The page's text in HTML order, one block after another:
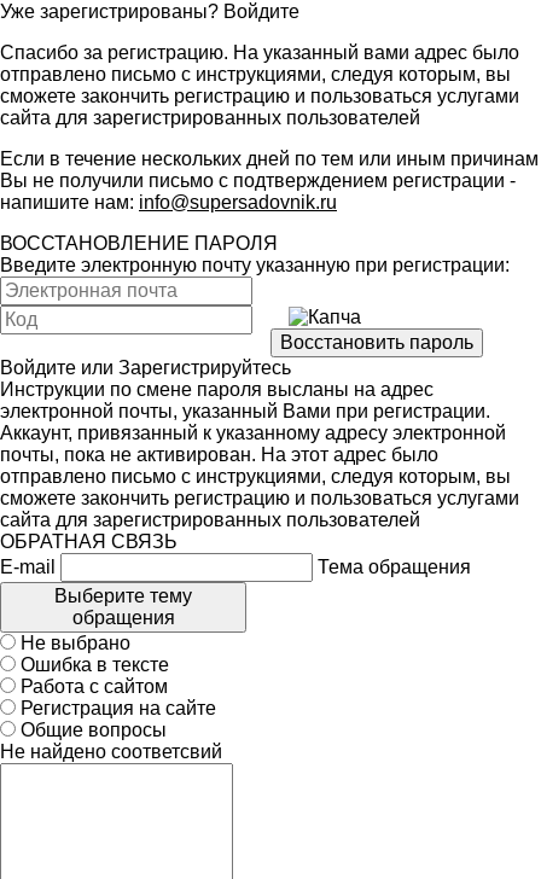
Уже зарегистрированы? Войдите
Спасибо за регистрацию. На указанный вами адрес было
отправлено письмо с инструкциями, следуя которым, вы
сможете закончить регистрацию и пользоваться услугами
сайта для зарегистрированных пользователей
Если в течение нескольких дней по тем или иным причинам
Вы не получили письмо с подтверждением регистрации -
напишите нам: info@supersadovnik.ru
ВОССТАНОВЛЕНИЕ ПАРОЛЯ
Введите электронную почту указанную при регистрации:
Войдите или Зарегистрируйтесь
Инструкции по смене пароля высланы на адрес
электронной почты, указанный Вами при регистрации.
Аккаунт, привязанный к указанному адресу электронной
почты, пока не активирован. На этот адрес было
отправлено письмо с инструкциями, следуя которым, вы
сможете закончить регистрацию и пользоваться услугами
сайта для зарегистрированных пользователей
ОБРАТНАЯ СВЯЗЬ
E-mail
Тема обращения
Выберите тему
обращения
Не выбрано
Ошибка в тексте
Работа с сайтом
Регистрация на сайте
Общие вопросы
Не найдено соответсвий